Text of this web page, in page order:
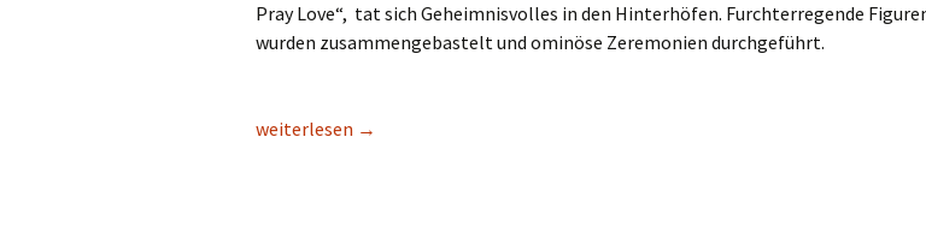
Indonesien Bali
Pray Love“, tat sich Geheimnisvolles in den Hinterhöfen. Furchterregende
wurden zusammengebastelt und ominöse Zeremonien durchgeführt.
Nyepi, das Balinesische Neujahrsfest
weiterlesen →